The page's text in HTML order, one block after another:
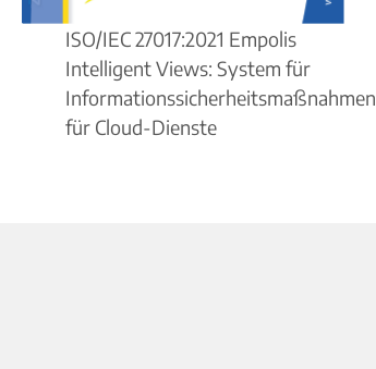
ISO/IEC 27017:2021 Empolis
Intelligent Views: System für
Informationssicherheitsmaßnahmen
für Cloud-Dienste